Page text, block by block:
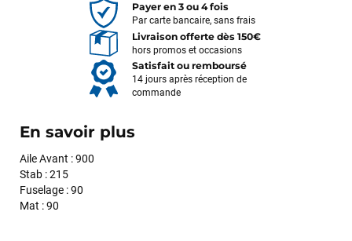
Payer en 3 ou 4 fois
Par carte bancaire, sans frais
Livraison offerte dès 150€
hors promos et occasions
Satisfait ou remboursé
14 jours après réception de
commande
En savoir plus
Aile Avant : 900
Stab : 215
Fuselage : 90
Mat : 90